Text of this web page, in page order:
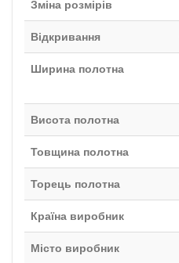
Зміна розмірів
Відкривання
Ширина полотна
Висота полотна
Товщина полотна
Торець полотна
Країна виробник
Місто виробник